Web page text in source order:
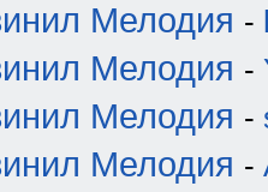
Мелодия -
Мелодия -
Мелодия -
Мелодия -